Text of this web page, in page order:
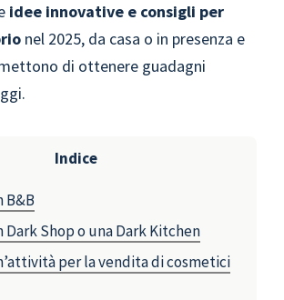
idee innovative e consigli per
nel 2025, da casa o in presenza e
di ottenere guadagni
Indice
B&B
Dark Shop o una Dark Kitchen
per la vendita di cosmetici